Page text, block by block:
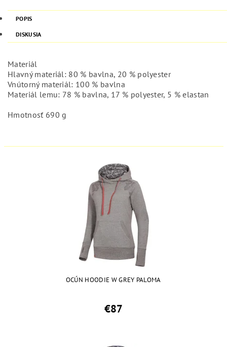
POPIS
DISKUSIA
Materiál
Hlavný materiál: 80 % bavlna, 20 % polyester
Vnútorný materiál: 100 % bavlna
Materiál lemu: 78 % bavlna, 17 % polyester, 5 % elastan
Hmotnosť 690 g
OCÚN HOODIE W GREY PALOMA
€87